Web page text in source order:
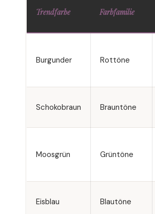
Trendfarbe Farbfamilie
Burgunder Rottöne
Schokobraun Brauntöne
Moosgrün Grüntöne
Eisblau Blautöne